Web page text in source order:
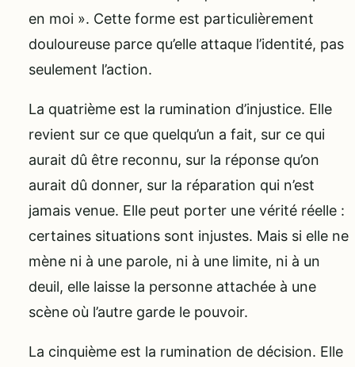
en moi ». Cette forme est particulièrement
douloureuse parce qu’elle attaque l’identité, pas
seulement l’action.
La quatrième est la rumination d’injustice. Elle
revient sur ce que quelqu’un a fait, sur ce qui
aurait dû être reconnu, sur la réponse qu’on
aurait dû donner, sur la réparation qui n’est
jamais venue. Elle peut porter une vérité réelle :
certaines situations sont injustes. Mais si elle ne
mène ni à une parole, ni à une limite, ni à un
deuil, elle laisse la personne attachée à une
scène où l’autre garde le pouvoir.
La cinquième est la rumination de décision. Elle